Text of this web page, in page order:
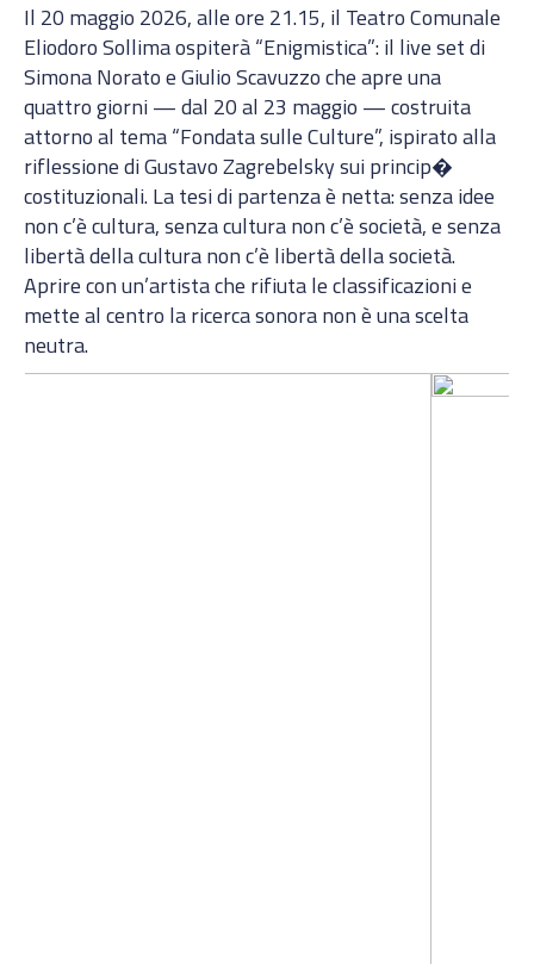
Il 20 maggio 2026, alle ore 21.15, il Teatro Comunale
Eliodoro Sollima ospiterà “Enigmistica”: il live set di
Simona Norato e Giulio Scavuzzo che apre una
quattro giorni — dal 20 al 23 maggio — costruita
attorno al tema “Fondata sulle Culture”, ispirato alla
riflessione di Gustavo Zagrebelsky sui princip�
costituzionali. La tesi di partenza è netta: senza idee
non c’è cultura, senza cultura non c’è società, e senza
libertà della cultura non c’è libertà della società.
Aprire con un’artista che rifiuta le classificazioni e
mette al centro la ricerca sonora non è una scelta
neutra.